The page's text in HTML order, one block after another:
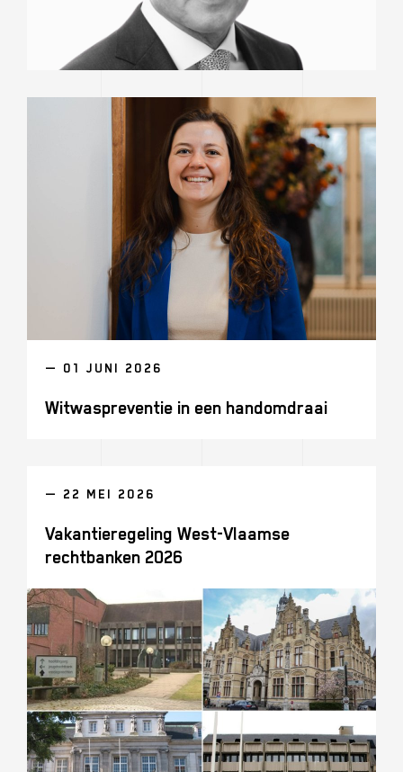
— 01 JUNI 2026
Witwaspreventie in een handomdraai
— 22 MEI 2026
Vakantieregeling West-Vlaamse
rechtbanken 2026